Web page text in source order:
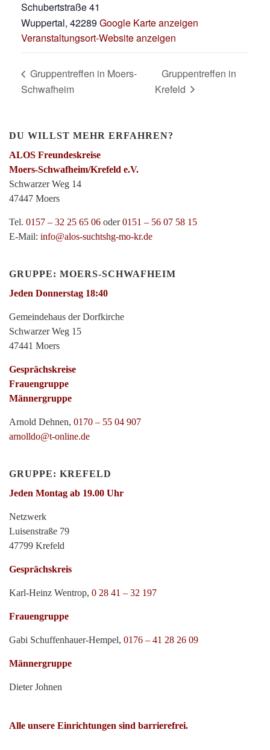
Schubertstraße 41
Wuppertal, 42289 Google Karte anzeigen
Veranstaltungsort-Website anzeigen
Gruppentreffen in Moers-
Schwafheim
Gruppentreffen in
Krefeld
DU WILLST MEHR ERFAHREN?
ALOS Freundeskreise
Moers-Schwafheim/Krefeld e.V.
Schwarzer Weg 14
47447 Moers
Tel. 0157 – 32 25 65 06 oder0151 – 56 07 58 15
E-Mail: info@alos-suchtshg-mo-kr.de
GRUPPE: MOERS-SCHWAFHEIM
Jeden Donnerstag 18:40
Gemeindehaus der Dorfkirche
Schwarzer Weg 15
47441 Moers
Gesprächskreise
Frauengruppe
Männergruppe
Arnold Dehnen, 0170 – 55 04 907
arnolldo@t-online.de
GRUPPE: KREFELD
Jeden Montag ab 19.00 Uhr
Netzwerk
Luisenstraße 79
47799 Krefeld
Gesprächskreis
Karl-Heinz Wentrop, 0 28 41 – 32 197
Frauengruppe
Gabi Schuffenhauer-Hempel, 0176 – 41 28 26 09
Männergruppe
Dieter Johnen
Alle unsere Einrichtungen sind barrierefrei.